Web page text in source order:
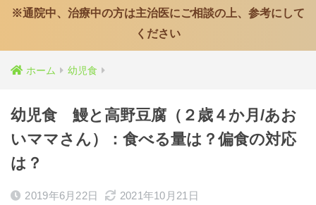
※通院中、治療中の方は主治医にご相談の上、参考にして
ください
ホーム 幼児食
幼児食 鰻と高野豆腐（２歳４か月/あお
いママさん）：食べる量は？偏食の対応
は？
2019年6月22日 2021年10月21日